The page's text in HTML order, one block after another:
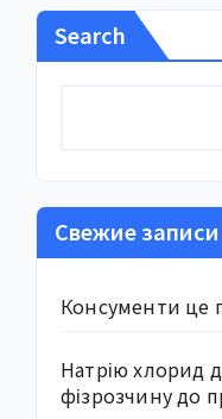
Search
Свежие записи
Консументи це
Натрію хлорид
фізрозчину до